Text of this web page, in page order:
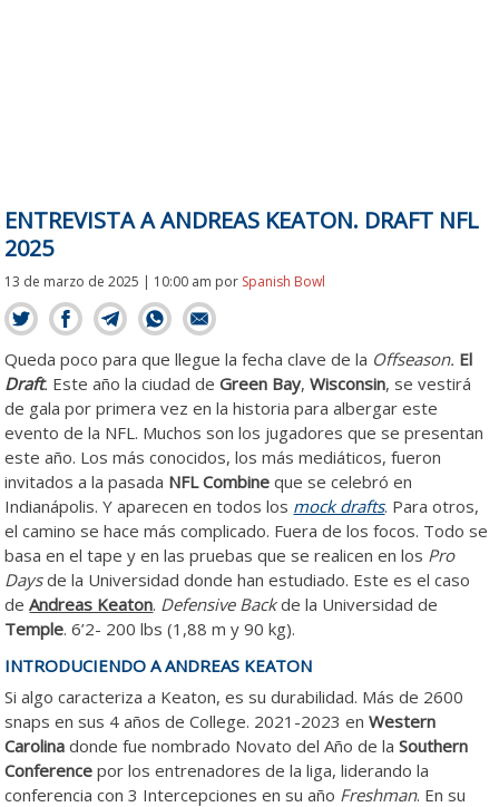
ENTREVISTA A ANDREAS KEATON. DRAFT NFL
2025
13 de marzo de 2025 | 10:00 am por Spanish Bowl
Queda poco para que llegue la fecha clave de la Offseason. El
Draft. Este año la ciudad deGreen Bay, Wisconsin, se vestirá
de gala por primera vez en la historia para albergar este
evento de la NFL. Muchos son los jugadores que se presentan
este año. Los más conocidos, los más mediáticos, fueron
invitados a la pasada NFL Combine que se celebró en
Indianápolis. Y aparecen en todos los mock drafts. Para otros,
el camino se hace más complicado. Fuera de los focos. Todo se
basa en el tape y en las pruebas que se realicen en los Pro
Daysde la Universidad donde han estudiado. Este es el caso
deAndreas Keaton. Defensive Backde la Universidad de
Temple. 6’2- 200 lbs (1,88 m y 90 kg).
INTRODUCIENDO A ANDREAS KEATON
Si algo caracteriza a Keaton, es su durabilidad. Más de 2600
snaps en sus 4 años de College. 2021-2023 enWestern
Carolina donde fue nombrado Novato del Año de laSouthern
Conference por los entrenadores de la liga, liderando la
conferencia con 3 Intercepciones en su año Freshman. En su